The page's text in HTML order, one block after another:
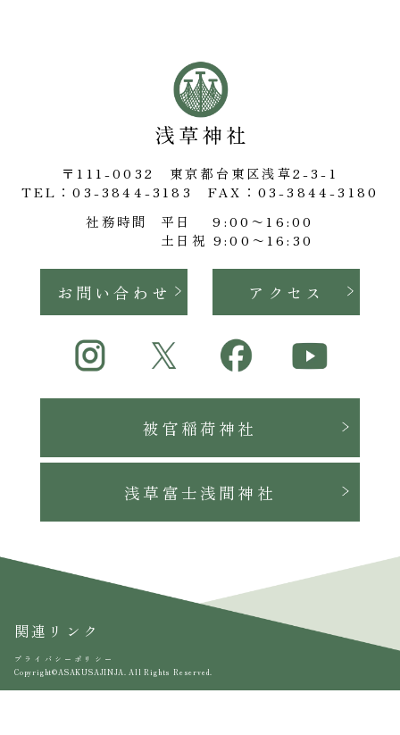
〒111-0032 東京都台東区浅草2-3-1
TEL：03-3844-3183FAX：03-3844-3180
社務時間
平日 9:00〜16:00
土日祝 9:00〜16:30
お問い合わせ アクセス
被官稲荷神社
浅草富士浅間神社
関連リンク
プライバシーポリシー
Copyright©ASAKUSAJINJA. All Rights Reserved.